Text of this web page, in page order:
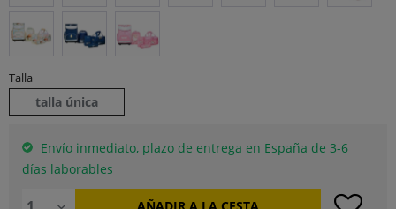
Talla
talla única
Envío inmediato, plazo de entrega en España de 3-6
días laborables